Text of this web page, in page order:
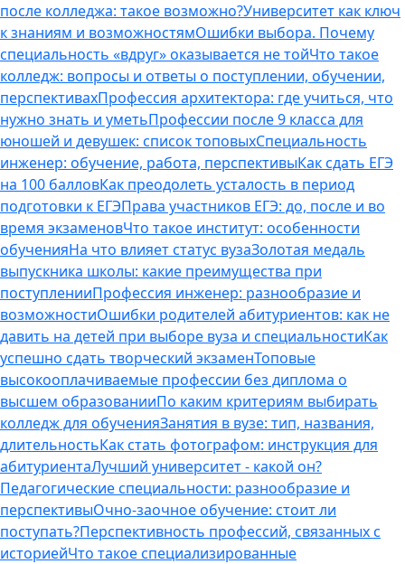
после колледжа: такое возможно?Университет как ключ
к знаниям и возможностямОшибки выбора. Почему
специальность «вдруг» оказывается не тойЧто такое
колледж: вопросы и ответы о поступлении, обучении,
перспективахПрофессия архитектора: где учиться, что
нужно знать и уметьПрофессии после 9 класса для
юношей и девушек: список топовыхСпециальность
инженер: обучение, работа, перспективыКак сдать ЕГЭ
на 100 балловКак преодолеть усталость в период
подготовки к ЕГЭПрава участников ЕГЭ: до, после и во
время экзаменовЧто такое институт: особенности
обученияНа что влияет статус вузаЗолотая медаль
выпускника школы: какие преимущества при
поступленииПрофессия инженер: разнообразие и
возможностиОшибки родителей абитуриентов: как не
давить на детей при выборе вуза и специальностиКак
успешно сдать творческий экзаменТоповые
высокооплачиваемые профессии без диплома о
высшем образованииПо каким критериям выбирать
колледж для обученияЗанятия в вузе: тип, названия,
длительностьКак стать фотографом: инструкция для
абитуриентаЛучший университет - какой он?
Педагогические специальности: разнообразие и
перспективыОчно-заочное обучение: стоит ли
поступать?Перспективность профессий, связанных с
историейЧто такое специализированные